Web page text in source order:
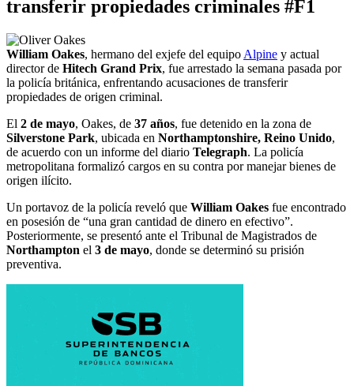
transferir propiedades criminales #F1
William Oakes, hermano del exjefe del equipo Alpine y actual
director de Hitech Grand Prix, fue arrestado la semana pasada por
la policía británica, enfrentando acusaciones de transferir
propiedades de origen criminal.
El 2 de mayo, Oakes, de 37 años, fue detenido en la zona de
Silverstone Park, ubicada en Northamptonshire, Reino Unido,
de acuerdo con un informe del diario Telegraph. La policía
metropolitana formalizó cargos en su contra por manejar bienes de
origen ilícito.
Un portavoz de la policía reveló que William Oakes fue encontrado
en posesión de “una gran cantidad de dinero en efectivo”.
Posteriormente, se presentó ante el Tribunal de Magistrados de
Northampton el 3 de mayo, donde se determinó su prisión
preventiva.